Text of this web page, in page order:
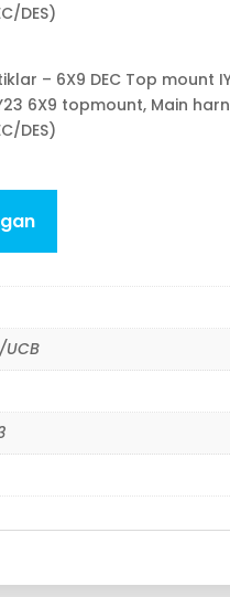
DES)
– 6X9 DEC Top mount
6X9 topmount, Main
DES)
UCB